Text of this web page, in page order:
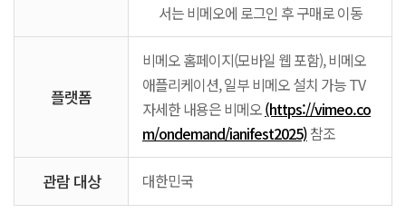
서는 비메오에 로그인 후 구매로 이동
플랫폼
비메오 홈페이지(모바일 웹 포함), 비메오
애플리케이션, 일부 비메오 설치 가능 TV
자세한 내용은 비메오(https://vimeo.co
m/ondemand/ianifest2025)참조
관람 대상 대한민국